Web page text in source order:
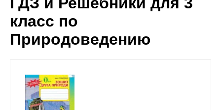
класс по
Природоведению